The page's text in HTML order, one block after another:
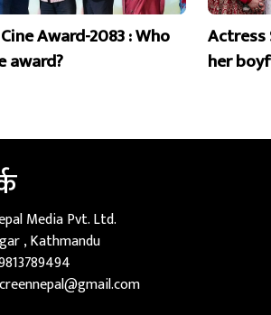
Award-2083 : Who
award?
Actress
her
Media Pvt. Ltd.
, Kathmandu